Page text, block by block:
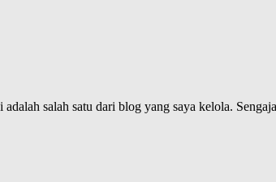
salah satu dari blog yang saya kelola.